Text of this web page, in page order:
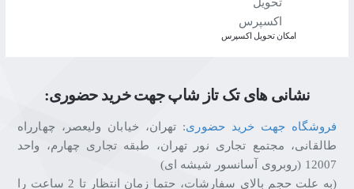
اﻣﮑﺎن ﺗﺤﻮﯾﻞ اﮐﺴﭙﺮس
نشانی های تک تاز شاپ جهت خرید حضوری:
فروشگاه جهت خرید حضوری: تهران، خیابان ولیعصر، چهارراه
طالقانی، مجتمع تجاری نور تهران، طبقه تجاری چهارم، واحد
12007 (روبروی آسانسور شیشه ای)
(به علت حجم بالای سفارشات، حتما زمان انتظار تا 2 ساعت را